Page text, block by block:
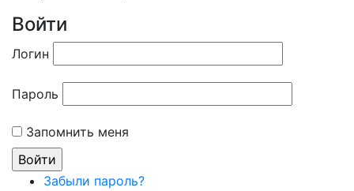
Войти
Логин
Пароль
Запомнить меня
Забыли пароль?